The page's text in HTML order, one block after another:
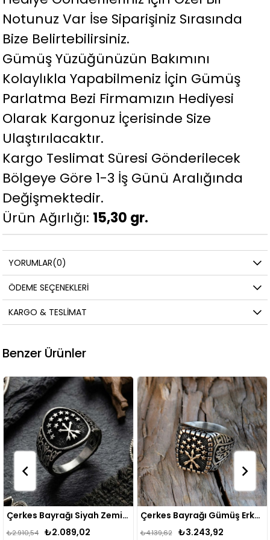
Notunuz Var İse Siparişiniz Sırasında
Bize Belirtebilirsiniz.
Gümüş Yüzüğünüzün Bakımını
Kolaylıkla Yapabilmeniz İçin Gümüş
Parlatma Bezi Firmamızın Hediyesi
Olarak Kargonuz İçerisinde Size
Ulaştırılacaktır.
Kargo Teslimat Süresi Gönderilecek
Bölgeye Göre 1-3 İş Günü Aralığında
Değişmektedir.
Ürün Ağırlığı: 15,30 gr.
YORUMLAR(0)
ÖDEME SEÇENEKLERI
KARGO & TESLIMAT
Benzer Ürünler
Çerkes Bayrağı Siyah Zeminli Gümüş Yüzük
Çerkes Bayrağı Gümüş Erkek Yüzük
₺3.243,92
₺4.139,62 ₺3.471,95
₺4.413,57